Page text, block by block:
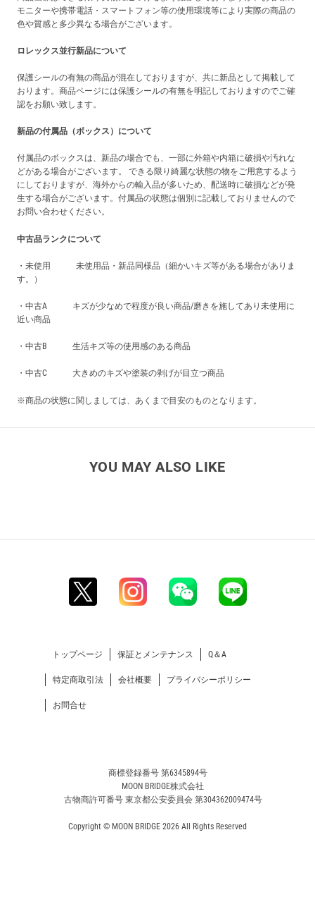
モニターや携帯電話・スマートフォン等の使用環境等により実際の商品の
色や質感と多少異なる場合がございます。
ロレックス並行新品について
保護シールの有無の商品が混在しておりますが、共に新品として掲載して
おります。商品ページには保護シールの有無を明記しておりますのでご確
認をお願い致します。
新品の付属品（ボックス）について
付属品のボックスは、新品の場合でも、一部に外箱や内箱に破損や汚れな
どがある場合がございます。 できる限り綺麗な状態の物をご用意するよう
にしておりますが、海外からの輸入品が多いため、配送時に破損などが発
生する場合がございます。付属品の状態は個別に記載しておりませんので
お問い合わせください。
中古品ランクについて
・未使用 未使用品・新品同様品（細かいキズ等がある場合がありま
す。）
・中古A キズが少なめで程度が良い商品/磨きを施してあり未使用に
近い商品
・中古B 生活キズ等の使用感のある商品
・中古C 大きめのキズや塗装の剥げが目立つ商品
※商品の状態に関しましては、あくまで目安のものとなります。
YOU MAY ALSO LIKE
トップページ 保証とメンテナンス Q＆A
特定商取引法 会社概要 プライバシーポリシー
お問合せ
商標登録番号 第6345894号
MOON BRIDGE株式会社
古物商許可番号 東京都公安委員会 第304362009474号
Copyright © MOON BRIDGE 2026 All Rights Reserved